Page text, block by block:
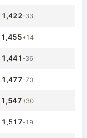
1,422-33
1,455+14
1,441 -36
1,477-70
1,547+30
1,517-19